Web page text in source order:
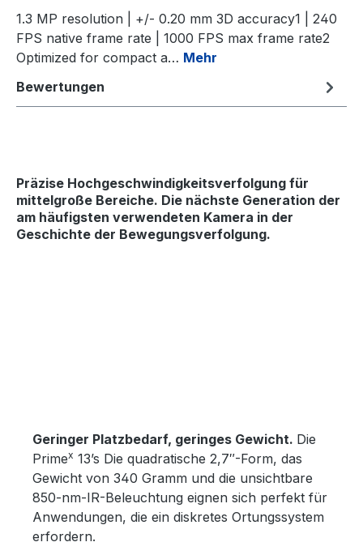
1.3 MP resolution | +/- 0.20 mm 3D accuracy1 | 240
FPS native frame rate | 1000 FPS max frame rate2
Optimized for compact a… Mehr
Bewertungen
Präzise Hochgeschwindigkeitsverfolgung für
mittelgroße Bereiche. Die nächste Generation der
am häufigsten verwendeten Kamera in der
Geschichte der Bewegungsverfolgung.
Geringer Platzbedarf, geringes Gewicht. Die
Primex 13’s Die quadratische 2,7″-Form, das
Gewicht von 340 Gramm und die unsichtbare
850-nm-IR-Beleuchtung eignen sich perfekt für
Anwendungen, die ein diskretes Ortungssystem
erfordern.